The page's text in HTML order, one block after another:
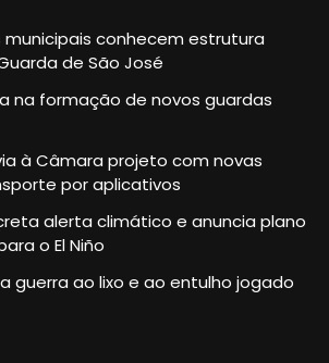
municipais conhecem estrutura
de São José
na formação de novos guardas
à Câmara projeto com novas
por aplicativos
alerta climático e anuncia plano
o El Niño
guerra ao lixo e ao entulho jogado